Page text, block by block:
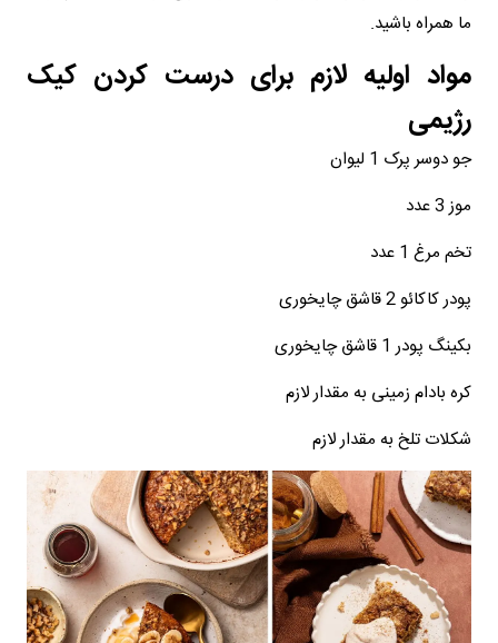
ما همراه باشید.
مواد اولیه لازم برای درست کردن کیک
رژیمی
جو دوسر پرک 1 لیوان
موز 3 عدد
تخم مرغ 1 عدد
پودر کاکائو 2 قاشق چایخوری
بکینگ پودر 1 قاشق چایخوری
کره بادام زمینی به مقدار لازم
شکلات تلخ به مقدار لازم